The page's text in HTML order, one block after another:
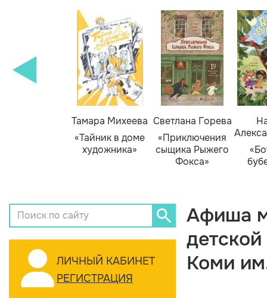
Тамара Михеева
«Тайник в доме
художника»
Светлана Горева
«Приключения
сыщика Рыжего
Фокса»
ЛИЧНЫЙ КАБИНЕТ
РЕГИСТРАЦИЯ
Афиша
Коми